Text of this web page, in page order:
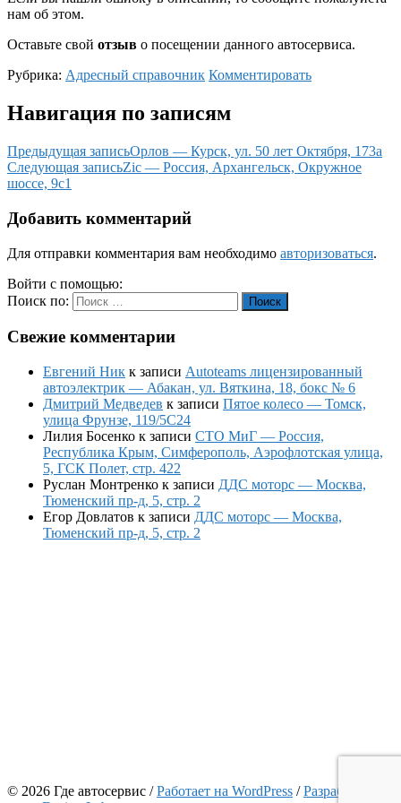
нам об этом.
Оставьте свой отзыв о посещении данного автосервиса.
Рубрика: Адресный справочник Комментировать
Навигация по записям
Предыдущая записьОрлов — Курск, ул. 50 лет Октября, 173а
Следующая записьZic — Россия, Архангельск, Окружное
шоссе, 9с1
Добавить комментарий
Для отправки комментария вам необходимо авторизоваться.
Войти с помощью:
Поиск по:
Поиск
Свежие комментарии
Евгений Ник к записи Autoteams лицензированный
автоэлектрик — Абакан, ул. Вяткина, 18, бокс № 6
Дмитрий Медведев к записи Пятое колесо — Томск,
улица Фрунзе, 119/5С24
Лилия Босенко к записи СТО МиГ — Россия,
Республика Крым, Симферополь, Аэрофлотская улица,
5, ГСК Полет, стр. 422
Руслан Монтренко к записи ДДС моторс — Москва,
Тюменский пр-д, 5, стр. 2
Егор Довлатов к записи ДДС моторс — Москва,
Тюменский пр-д, 5, стр. 2
© 2026 Где автосервис / Работает на WordPress / Разработчик